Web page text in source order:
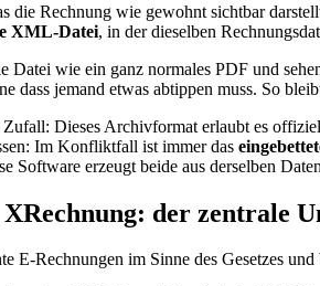
die Rechnung wie gewohnt sichtbar
XML-Datei, in der dieselben
Datei wie ein ganz normales PDF und
dass jemand etwas abtippen muss. So
Dieses Archivformat erlaubt es
Im Konfliktfall ist immer das
Software erzeugt beide aus derselben
der zentrale
E-Rechnungen im Sinne des Gesetzes